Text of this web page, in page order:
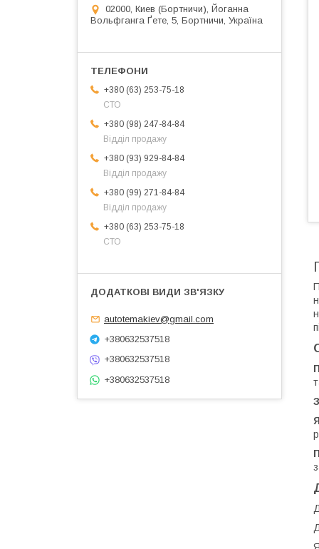
02000, Киев (Бортничи), Йоганна
Вольфганга Ґете, 5, Бортничи, Україна
+380 (63) 253-75-18
СТО
+380 (98) 247-84-84
Відділ продажу
+380 (93) 929-84-84
Відділ продажу
+380 (99) 271-84-84
Відділ продажу
+380 (63) 253-75-18
СТО
autotemakiev@gmail.com
+380632537518
+380632537518
+380632537518